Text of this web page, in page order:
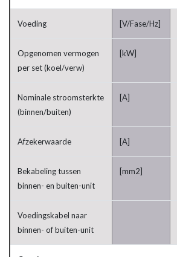
Voeding [V/Fase/Hz]
Opgenomen vermogen
per set (koel/verw)
[kW]
Nominale stroomsterkte
(binnen/buiten)
[A]
Afzekerwaarde [A]
Bekabeling tussen
binnen- en buiten-unit
[mm2]
Voedingskabel naar
binnen- of buiten-unit